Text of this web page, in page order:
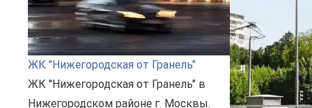
ЖК "Нижегородская от Гранель"
ЖК "Нижегородская от Гранель" в
Нижегородском районе г. Москвы.